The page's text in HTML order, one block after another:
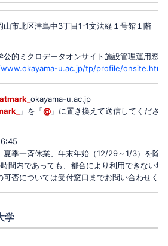
⼭市北区津島中3丁⽬1-1⽂法経１号館１階
公的ミクロデータオンサイト施設管理運⽤窓⼝
u.ac.jp/tp/profile/onsite.html
_atmark_ okayama-u.ac.jp
」を「@ 」に置き換えて送信してくださ
夏季一斉休業、年末年始（12/29～1/3）を除く
間内であっても、都合により利用できない場
否については受付窓口までお問い合わせく
学